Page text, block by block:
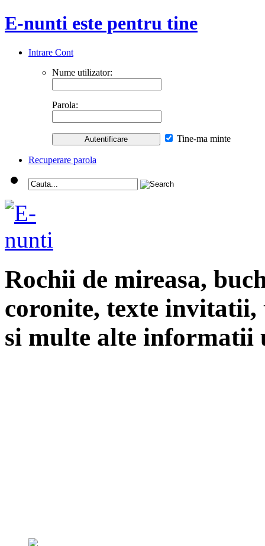
E-nunti este pentru tine
Intrare Cont
Nume utilizator:
Parola:
Tine-ma minte
Recuperare parola
Rochii de mireasa,
coronite, texte
si multe alte informatii